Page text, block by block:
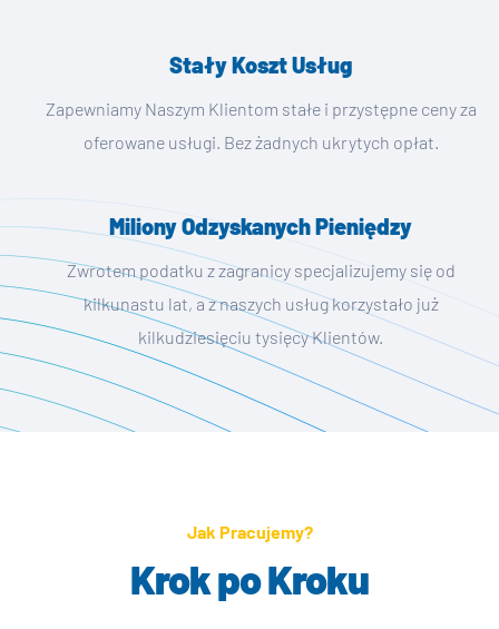
Stały Koszt Usług
Zapewniamy Naszym Klientom stałe i przystępne ceny za
oferowane usługi. Bez żadnych ukrytych opłat.
Miliony Odzyskanych Pieniędzy
Zwrotem podatku z zagranicy specjalizujemy się od
kilkunastu lat, a z naszych usług korzystało już
kilkudziesięciu tysięcy Klientów.
Jak Pracujemy?
Krok po Kroku